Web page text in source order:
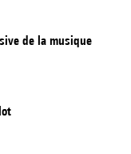
de la musique